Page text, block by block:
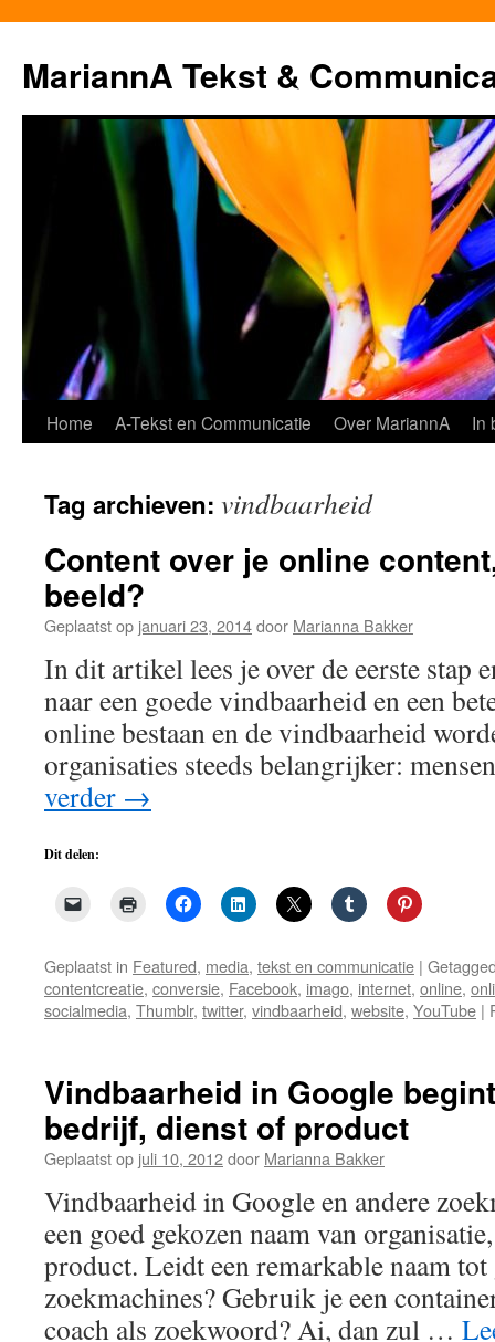
MariannA Tekst &
Ga
de
inhoud
Home A-Tekst en Communicatie Over MariannA In
Tag archieven: vindbaarheid
Content over je online
beeld?
Geplaatst op januari 23, 2014door Marianna Bakker
In dit artikel lees je over de eerste stap
naar een goede vindbaarheid en een
online bestaan en de vindbaarheid
organisaties steeds belangrijker:
verder →
Dit delen:
Geplaatst in Featured, media, tekst en communicatie |
contentcreatie, conversie, Facebook, imago, internet, online,
socialmedia, Thumblr, twitter, vindbaarheid, website, YouTube |
Vindbaarheid in Google
bedrijf, dienst of product
Geplaatst op juli 10, 2012door Marianna Bakker
Vindbaarheid in Google en andere
een goed gekozen naam van
product. Leidt een remarkable naam
zoekmachines? Gebruik je een
coach als zoekwoord? Ai, dan zul …